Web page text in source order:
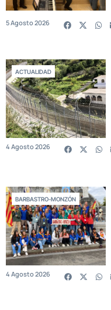
5 Agosto 2026
ACTUALIDAD
4 Agosto 2026
BARBASTRO-MONZÓN
4 Agosto 2026